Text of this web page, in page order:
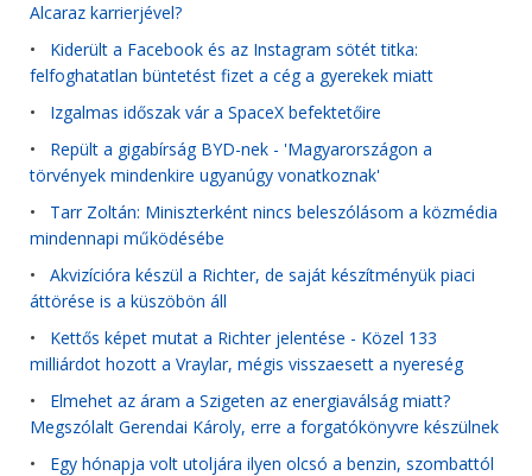
Alcaraz karrierjével?
• Kiderült a Facebook és az Instagram sötét titka:
felfoghatatlan büntetést fizet a cég a gyerekek miatt
• Izgalmas időszak vár a SpaceX befektetőire
• Repült a gigabírság BYD-nek - 'Magyarországon a
törvények mindenkire ugyanúgy vonatkoznak'
• Tarr Zoltán: Miniszterként nincs beleszólásom a közmédia
mindennapi működésébe
• Akvizícióra készül a Richter, de saját készítményük piaci
áttörése is a küszöbön áll
• Kettős képet mutat a Richter jelentése - Közel 133
milliárdot hozott a Vraylar, mégis visszaesett a nyereség
• Elmehet az áram a Szigeten az energiaválság miatt?
Megszólalt Gerendai Károly, erre a forgatókönyvre készülnek
• Egy hónapja volt utoljára ilyen olcsó a benzin, szombattól